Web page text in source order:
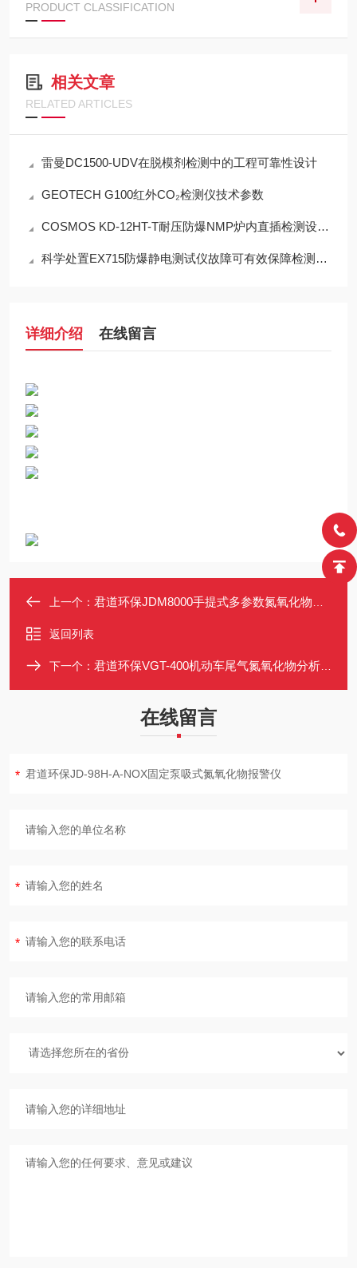
PRODUCT CLASSIFICATION
相关文章
RELATED ARTICLES
雷曼DC1500-UDV在脱模剂检测中的工程可靠性设计
GEOTECH G100红外CO₂检测仪技术参数
COSMOS KD-12HT-T耐压防爆NMP炉内直插检测设备工程设计指南
科学处置EX715防爆静电测试仪故障可有效保障检测工作正常开展
详细介绍 在线留言
上一个： 君道环保JDM8000手提式多参数氮氧化物NOX分析仪
返回列表
下一个： 君道环保VGT-400机动车尾气氮氧化物分析仪更多优惠请详询
在线留言